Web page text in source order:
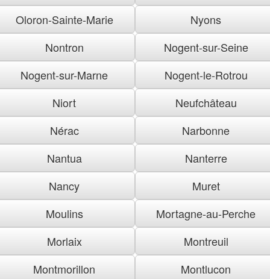
Oloron-Sainte-Marie
Nyons
Nontron
Nogent-sur-Seine
Nogent-sur-Marne
Nogent-le-Rotrou
Niort
Neufchâteau
Nérac
Narbonne
Nantua
Nanterre
Nancy
Muret
Moulins
Mortagne-au-Perche
Morlaix
Montreuil
Montmorillon
Montlucon